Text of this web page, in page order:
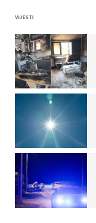
VIJESTI